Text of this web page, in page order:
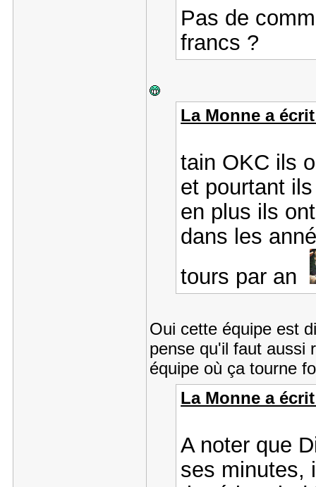
Pas de
francs ?
La Monne a
tain OKC ils
et pourtant
en plus ils
dans les
tours par an
Oui cette équipe est
pense qu'il faut aussi
équipe où ça tourne
La Monne a
A noter que
ses minutes,